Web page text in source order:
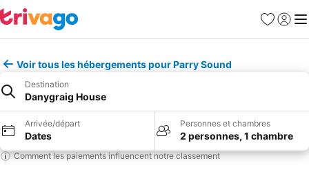
Favoris
Se
Voir tous les hébergements pour Parry Sound
Destination
Danygraig House
Arrivée/départ
Dates
Personnes et chambres
2 personnes, 1 chambre
Comment les paiements influencent notre classement